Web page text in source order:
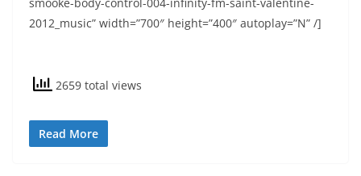
smooke-body-control-004-infinity-fm-saint-valentine-
2012_music” width=”700″ height=”400″ autoplay=”N” /]
2659 total views
Read More